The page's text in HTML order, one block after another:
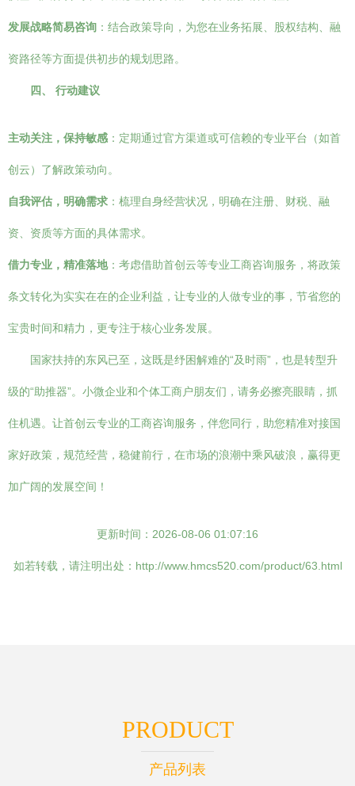
发展战略简易咨询 ：结合政策导向，为您在业务拓展、股权结构、融
资路径等方面提供初步的规划思路。
四、 行动建议
主动关注，保持敏感 ：定期通过官方渠道或可信赖的专业平台（如首
创云）了解政策动向。
自我评估，明确需求 ：梳理自身经营状况，明确在注册、财税、融
资、资质等方面的具体需求。
借力专业，精准落地：考虑借助首创云等专业工商咨询服务，将政策
条文转化为实实在在的企业利益，让专业的人做专业的事，节省您的
宝贵时间和精力，更专注于核心业务发展。
国家扶持的东风已至，这既是纾困解难的“及时雨”，也是转型升
级的“助推器”。小微企业和个体工商户朋友们，请务必擦亮眼睛，抓
住机遇。让首创云专业的工商咨询服务，伴您同行，助您精准对接国
家好政策，规范经营，稳健前行，在市场的浪潮中乘风破浪，赢得更
加广阔的发展空间！
更新时间：2026-08-06 01:07:16
如若转载，请注明出处：http://www.hmcs520.com/product/63.html
PRODUCT
产品列表